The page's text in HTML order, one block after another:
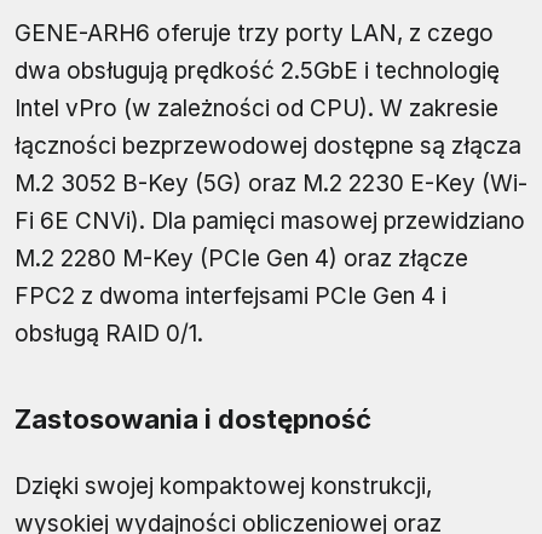
GENE-ARH6 oferuje trzy porty LAN, z czego
dwa obsługują prędkość 2.5GbE i technologię
Intel vPro (w zależności od CPU). W zakresie
łączności bezprzewodowej dostępne są złącza
M.2 3052 B-Key (5G) oraz M.2 2230 E-Key (Wi-
Fi 6E CNVi). Dla pamięci masowej przewidziano
M.2 2280 M-Key (PCIe Gen 4) oraz złącze
FPC2 z dwoma interfejsami PCIe Gen 4 i
obsługą RAID 0/1.
Zastosowania i dostępność
Dzięki swojej kompaktowej konstrukcji,
wysokiej wydajności obliczeniowej oraz